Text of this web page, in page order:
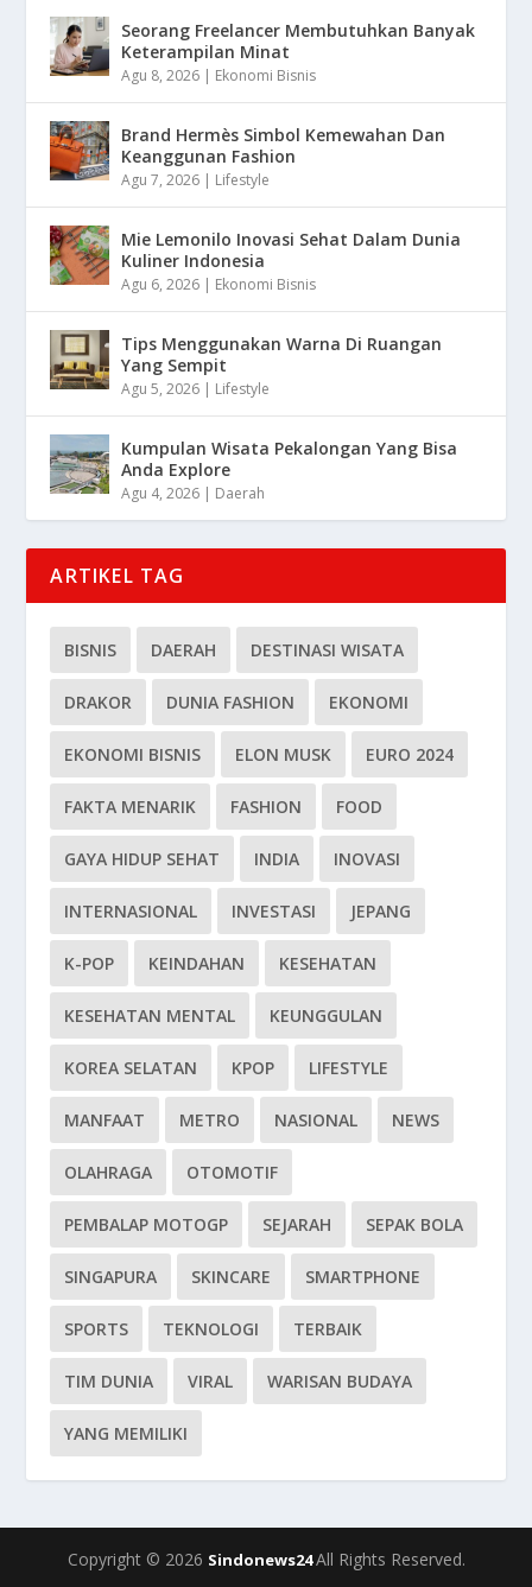
Seorang Freelancer Membutuhkan Banyak
Keterampilan Minat
Agu 8, 2026 | Ekonomi Bisnis
Brand Hermès Simbol Kemewahan Dan
Keanggunan Fashion
Agu 7, 2026 | Lifestyle
Mie Lemonilo Inovasi Sehat Dalam Dunia
Kuliner Indonesia
Agu 6, 2026 | Ekonomi Bisnis
Tips Menggunakan Warna Di Ruangan
Yang Sempit
Agu 5, 2026 | Lifestyle
Kumpulan Wisata Pekalongan Yang Bisa
Anda Explore
Agu 4, 2026 | Daerah
ARTIKEL TAG
BISNIS DAERAH DESTINASI WISATA
DRAKOR DUNIA FASHION EKONOMI
EKONOMI BISNIS ELON MUSK EURO 2024
FAKTA MENARIK FASHION FOOD
GAYA HIDUP SEHAT INDIA INOVASI
INTERNASIONAL INVESTASI JEPANG
K-POP KEINDAHAN KESEHATAN
KESEHATAN MENTAL KEUNGGULAN
KOREA SELATAN KPOP LIFESTYLE
MANFAAT METRO NASIONAL NEWS
OLAHRAGA OTOMOTIF
PEMBALAP MOTOGP SEJARAH SEPAK BOLA
SINGAPURA SKINCARE SMARTPHONE
SPORTS TEKNOLOGI TERBAIK
TIM DUNIA VIRAL WARISAN BUDAYA
YANG MEMILIKI
Copyright © 2026 Sindonews24All Rights Reserved.